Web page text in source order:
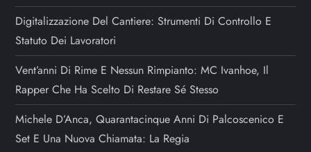
Digitalizzazione Del Cantiere: Strumenti Di Controllo E
Statuto Dei Lavoratori
Vent’anni Di Rime E Nessun Rimpianto: MC Ivanhoe, Il
Rapper Che Ha Scelto Di Restare Sé Stesso
Michele D’Anca, Quarantacinque Anni Di Palcoscenico E
Set E Una Nuova Chiamata: La Regia